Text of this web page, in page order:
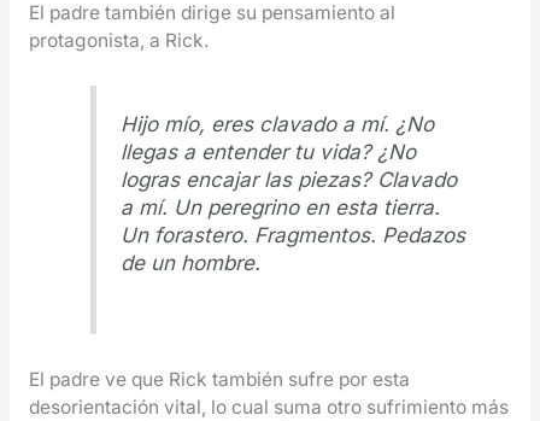
El padre también dirige su pensamiento al
protagonista, a Rick.
Hijo mío, eres clavado a mí. ¿No
llegas a entender tu vida? ¿No
logras encajar las piezas? Clavado
a mí. Un peregrino en esta tierra.
Un forastero. Fragmentos. Pedazos
de un hombre.
El padre ve que Rick también sufre por esta
desorientación vital, lo cual suma otro sufrimiento más